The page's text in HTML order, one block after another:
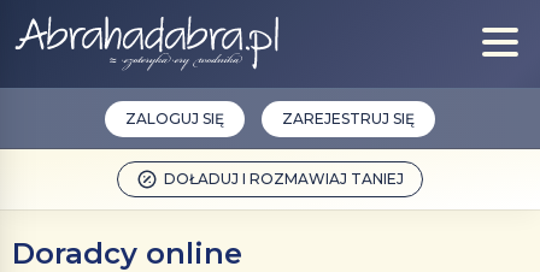
DOŁADUJ I ROZMAWIAJ TANIEJ
ZALOGUJ SIĘ ZAREJESTRUJ SIĘ
Doradcy online